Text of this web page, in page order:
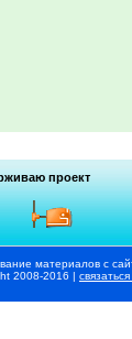
проект
материалов с
2008-2016 |